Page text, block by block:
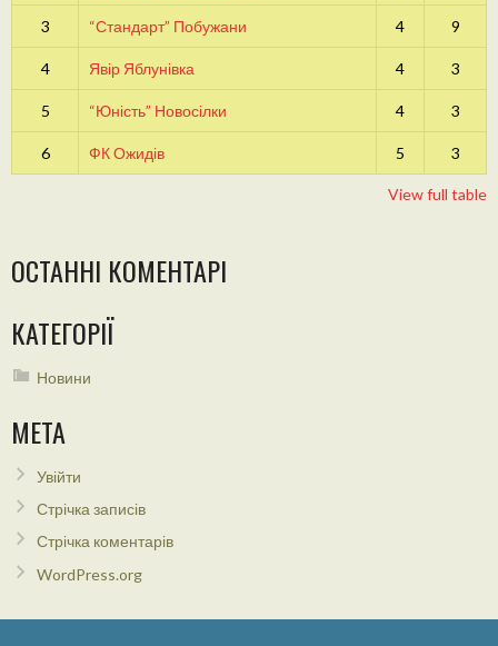
3 “Стандарт” Побужани 4 9
4 Явір Яблунівка 4 3
5 “Юність” Новосілки 4 3
6 ФК Ожидів 5 3
View full table
ОСТАННІ КОМЕНТАРІ
КАТЕГОРІЇ
Новини
МЕТА
Увійти
Стрічка записів
Стрічка коментарів
WordPress.org